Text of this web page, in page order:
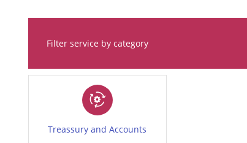
Filter service by category
Treassury and Accounts